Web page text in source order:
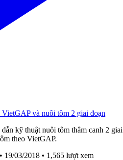
và nuôi tôm 2 giai đoạn
kỹ thuật nuôi tôm thâm canh 2 giai
theo VietGAP.
• 19/03/2018 • 1,565 lượt xem